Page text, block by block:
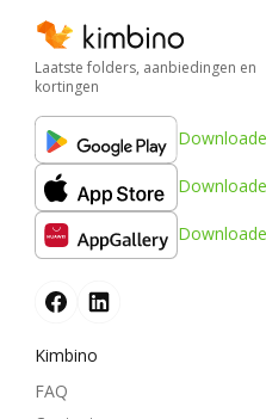
Laatste folders, aanbiedingen en
kortingen
Kimbino
FAQ